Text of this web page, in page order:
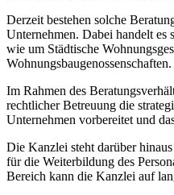
Derzeit bestehen solche
Unternehmen. Dabei handelt
wie um Städtische
Wohnungsbaugenossenschaften.
Im Rahmen des
rechtlicher Betreuung die
Unternehmen vorbereitet und
Die Kanzlei steht darüber
für die Weiterbildung des
Bereich kann die Kanzlei auf